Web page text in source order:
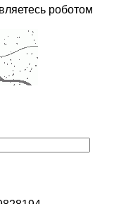
роботом